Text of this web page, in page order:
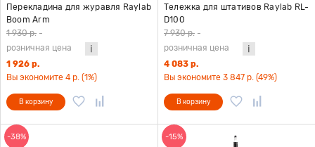
Перекладина для журавля Raylab
Boom Arm
1 930 р. -
розничная цена
1 926 р.
Вы экономите 4 р. (1%)
В корзину
Тележка для штативов Raylab RL-
D100
7 930 р. -
розничная цена
4 083 р.
Вы экономите 3 847 р. (49%)
В корзину
-38% -15%